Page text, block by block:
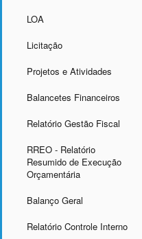
LOA
Licitação
Projetos e Atividades
Balancetes Financeiros
Relatório Gestão Fiscal
RREO - Relatório
Resumido de Execução
Orçamentária
Balanço Geral
Relatório Controle Interno